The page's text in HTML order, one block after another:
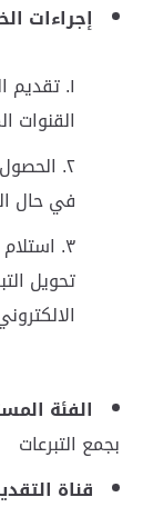
إجراءات
تقديم
القنوات
في حال
تحويل
الفئة
بجمع التبرعات
قناة